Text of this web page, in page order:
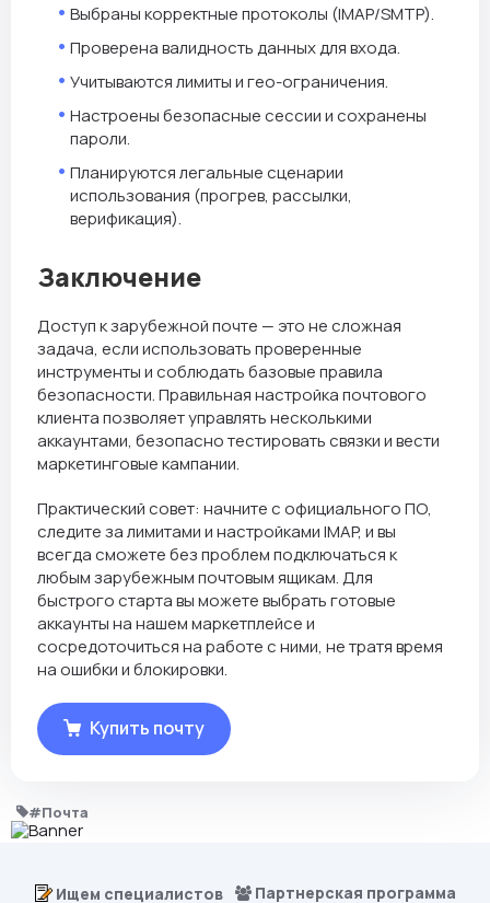
Выбраны корректные протоколы (IMAP/SMTP).
Проверена валидность данных для входа.
Учитываются лимиты и гео-ограничения.
Настроены безопасные сессии и сохранены
пароли.
Планируются легальные сценарии
использования (прогрев, рассылки,
верификация).
Заключение
Доступ к зарубежной почте — это не сложная
задача, если использовать проверенные
инструменты и соблюдать базовые правила
безопасности. Правильная настройка почтового
клиента позволяет управлять несколькими
аккаунтами, безопасно тестировать связки и вести
маркетинговые кампании.
Практический совет: начните с официального ПО,
следите за лимитами и настройками IMAP, и вы
всегда сможете без проблем подключаться к
любым зарубежным почтовым ящикам. Для
быстрого старта вы можете выбрать готовые
аккаунты на нашем маркетплейсе и
сосредоточиться на работе с ними, не тратя время
на ошибки и блокировки.
Купить почту
#Почта
Ищем специалистов Партнерская программа